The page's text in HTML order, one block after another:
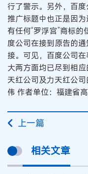
行了警示。另外，百
推广标题中也正是因
有任何“罗浮宫”商标
度公司在接到原告的
接。可见，百度公司
大两方面均已尽到相
天红公司及力天红公
伟 作者单位：福建省高
上一篇
相关文章